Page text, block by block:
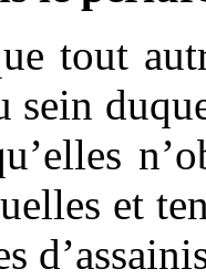
tout
sein
et